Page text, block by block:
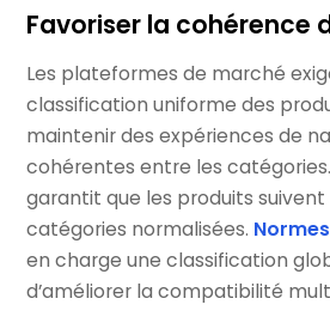
Favoriser la cohérence
Les plateformes de marché
classification uniforme des
maintenir des expériences de
cohérentes entre les
garantit que les produits
catégories normalisées. Normes
en charge une classification
d’améliorer la compatibilité